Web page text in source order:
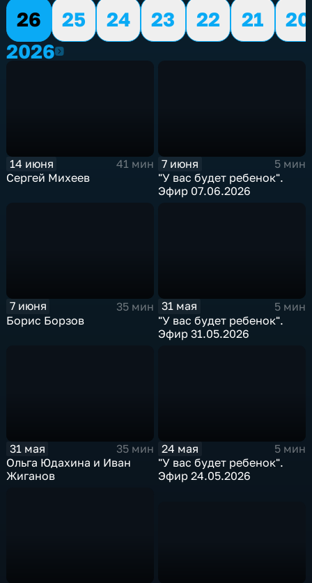
26
25 24 23 22 21
20
20262026
14 июня
41 мин
Сергей Михеев
7 июня
5 мин
"У вас будет ребенок".
Эфир 07.06.2026
7 июня
35 мин
Борис Борзов
31 мая
5 мин
"У вас будет ребенок".
Эфир 31.05.2026
31 мая
35 мин
Ольга Юдахина и Иван
Жиганов
24 мая
5 мин
"У вас будет ребенок".
Эфир 24.05.2026